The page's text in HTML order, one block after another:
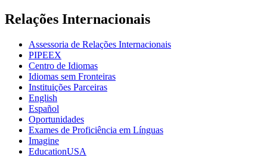
Relações Internacionais
Assessoria de Relações Internacionais
PIPEEX
Centro de Idiomas
Idiomas sem Fronteiras
Instituições Parceiras
English
Español
Oportunidades
Exames de Proficiência em Línguas
Imagine
EducationUSA